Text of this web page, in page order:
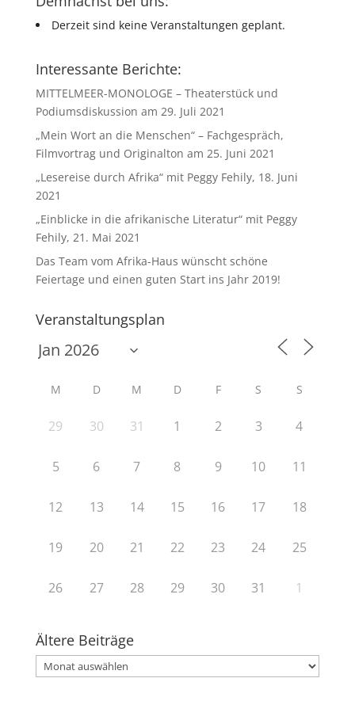
Derzeit sind keine Veranstaltungen geplant.
Interessante Berichte:
MITTELMEER-MONOLOGE – Theaterstück und
Podiumsdiskussion am 29. Juli 2021
„Mein Wort an die Menschen“ – Fachgespräch,
Filmvortrag und Originalton am 25. Juni 2021
„Lesereise durch Afrika“ mit Peggy Fehily, 18. Juni
2021
„Einblicke in die afrikanische Literatur“ mit Peggy
Fehily, 21. Mai 2021
Das Team vom Afrika-Haus wünscht schöne
Feiertage und einen guten Start ins Jahr 2019!
Veranstaltungsplan
M D M D F S S
29 30 31 1 2 3 4
5 6 7 8 9 10 11
12 13 14 15 16 17 18
19 20 21 22 23 24 25
26 27 28 29 30 31 1
Ältere Beiträge
Ältere
Beiträge